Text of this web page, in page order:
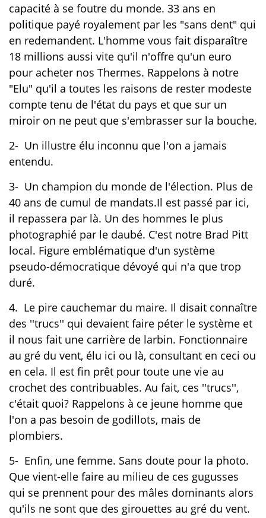
capacité à se foutre du monde. 33 ans en
politique payé royalement par les "sans dent" qui
en redemandent. L'homme vous fait disparaître
18 millions aussi vite qu'il n'offre qu'un euro
pour acheter nos Thermes. Rappelons à notre
"Elu" qu'il a toutes les raisons de rester modeste
compte tenu de l'état du pays et que sur un
miroir on ne peut que s'embrasser sur la bouche.
2- Un illustre élu inconnu que l'on a jamais
entendu.
3- Un champion du monde de l'élection. Plus de
40 ans de cumul de mandats.Il est passé par ici,
il repassera par là. Un des hommes le plus
photographié par le daubé. C'est notre Brad Pitt
local. Figure emblématique d'un système
pseudo-démocratique dévoyé qui n'a que trop
duré.
4. Le pire cauchemar du maire. Il disait connaître
des ''trucs'' qui devaient faire péter le système et
il nous fait une carrière de larbin. Fonctionnaire
au gré du vent, élu ici ou là, consultant en ceci ou
en cela. Il est fin prêt pour toute une vie au
crochet des contribuables. Au fait, ces ''trucs'',
c'était quoi? Rappelons à ce jeune homme que
l'on a pas besoin de godillots, mais de
plombiers.
5- Enfin, une femme. Sans doute pour la photo.
Que vient-elle faire au milieu de ces gugusses
qui se prennent pour des mâles dominants alors
qu'ils ne sont que des girouettes au gré du vent.